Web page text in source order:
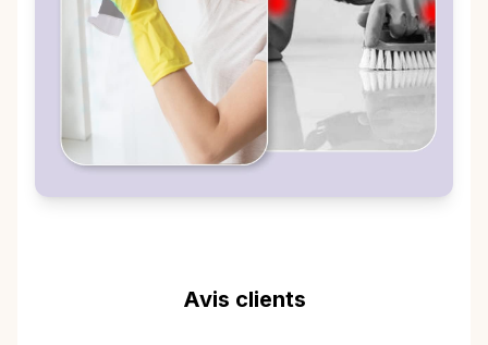
Avis clients